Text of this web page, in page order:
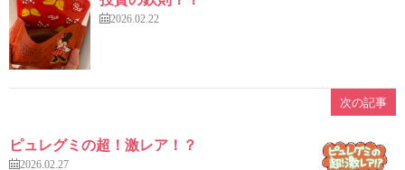
2026.02.22
次の記事
ピュレグミの超！激レア！？
2026.02.27